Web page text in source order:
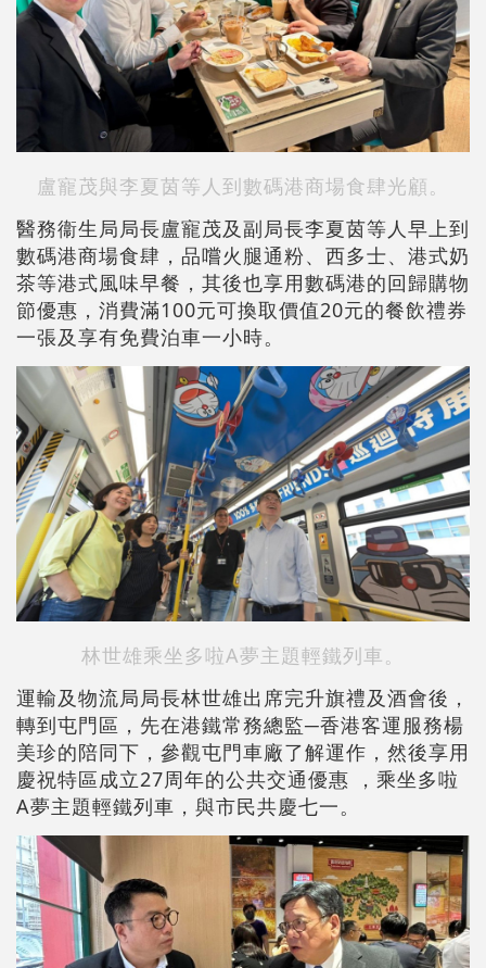
盧寵茂與李夏茵等人到數碼港商場食肆光顧。
醫務衞生局局長盧寵茂及副局長李夏茵等人早上到
數碼港商場食肆，品嚐火腿通粉、西多士、港式奶
茶等港式風味早餐，其後也享用數碼港的回歸購物
節優惠，消費滿100元可換取價值20元的餐飲禮券
一張及享有免費泊車一小時。
林世雄乘坐多啦A夢主題輕鐵列車。
運輸及物流局局長林世雄出席完升旗禮及酒會後，
轉到屯門區，先在港鐵常務總監─香港客運服務楊
美珍的陪同下，參觀屯門車廠了解運作，然後享用
慶祝特區成立27周年的公共交通優惠 ，乘坐多啦
A夢主題輕鐵列車，與市民共慶七一。